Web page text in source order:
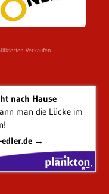
Verkäufen.
nach Hause
man die Lücke im
edler.de →